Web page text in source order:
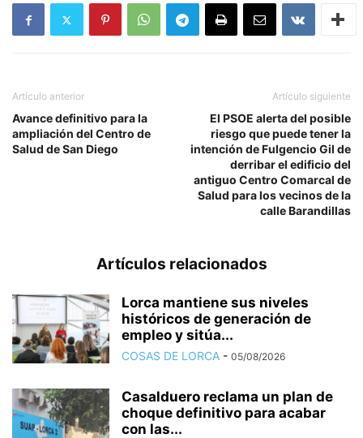
Artículo anterior
Avance definitivo para la
ampliación del Centro de
Salud de San Diego
Artículo siguiente
El PSOE alerta del posible
riesgo que puede tener la
intención de Fulgencio Gil de
derribar el edificio del
antiguo Centro Comarcal de
Salud para los vecinos de la
calle Barandillas
Artículos relacionados
Lorca mantiene sus niveles
históricos de generación de
empleo y sitúa...
COSAS DE LORCA - 05/08/2026
Casalduero reclama un plan de
choque definitivo para acabar
con las...